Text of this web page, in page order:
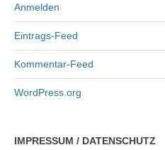
Anmelden
Eintrags-Feed
Kommentar-Feed
WordPress.org
IMPRESSUM / DATENSCHUTZ